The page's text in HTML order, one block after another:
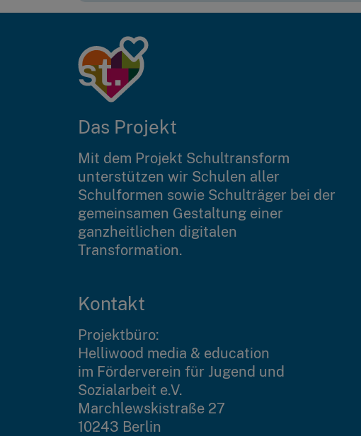
Das Projekt
Mit dem Projekt Schultransform
unterstützen wir Schulen aller
Schulformen sowie Schulträger bei der
gemeinsamen Gestaltung einer
ganzheitlichen digitalen
Transformation.
Kontakt
Projektbüro:
Helliwood media & education
im Förderverein für Jugend und
Sozialarbeit e.V.
Marchlewskistraße 27
10243 Berlin